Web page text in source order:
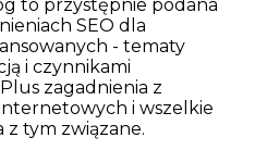
to przystępnie podana
SEO dla
- tematy
i czynnikami
zagadnienia z
i wszelkie
z tym związane.